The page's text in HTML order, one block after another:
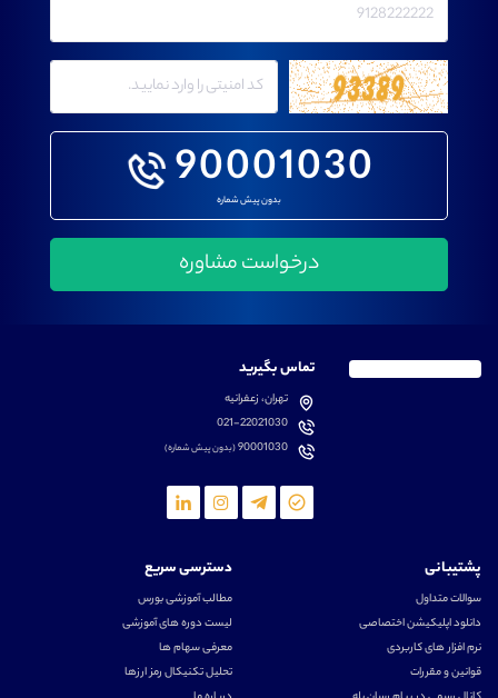
90001030
بدون پیش شماره
تماس بگیرید
تهران، زعفرانیه
021-22021030
90001030(بدون پیش شماره)
پشتیبانی
سوالات متداول
دانلود اپلیکیشن اختصاصی
نرم افزار های کاربردی
قوانین و مقررات
دسترسی سریع
مطالب آموزشی بورس
لیست دوره های آموزشی
معرفی سهام ها
تحلیل تکنیکال رمز ارزها